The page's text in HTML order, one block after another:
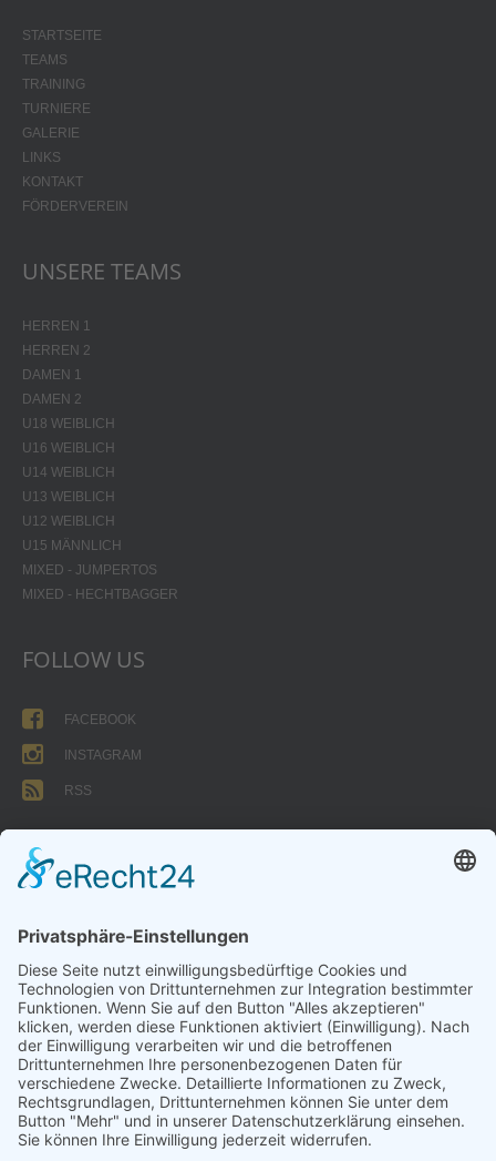
STARTSEITE
TEAMS
TRAINING
TURNIERE
GALERIE
LINKS
KONTAKT
FÖRDERVEREIN
UNSERE TEAMS
HERREN 1
HERREN 2
DAMEN 1
DAMEN 2
U18 WEIBLICH
U16 WEIBLICH
U14 WEIBLICH
U13 WEIBLICH
U12 WEIBLICH
U15 MÄNNLICH
MIXED - JUMPERTOS
MIXED - HECHTBAGGER
FOLLOW US
FACEBOOK
INSTAGRAM
RSS
FORMULARE
Abteilungsbeitrag aktive Spieler:
Jugendliche unter 18: 25 EUR
Erwachsene: 50 EUR
UMMELDEANTRAG
ÜBUNGSLEITERZUWENDUNGEN
INTERNE DOKUMENTE